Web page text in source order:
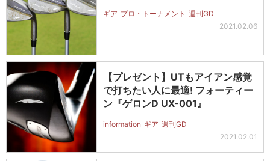
ギア プロ・トーナメント 週刊GD
2021.02.06
【プレゼント】UTもアイアン感覚
で打ちたい人に最適! フォーティー
ン『ゲロンD UX-001』
information ギア 週刊GD
2021.02.01